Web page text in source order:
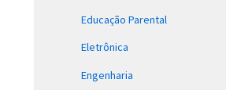
Educação Parental
Eletrônica
Engenharia